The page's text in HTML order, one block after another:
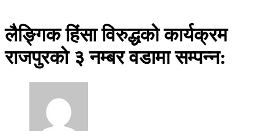
लैङ्गिक हिंसा विरुद्धको कार्यक्रम
राजपुरको ३ नम्बर वडामा सम्पन्न: